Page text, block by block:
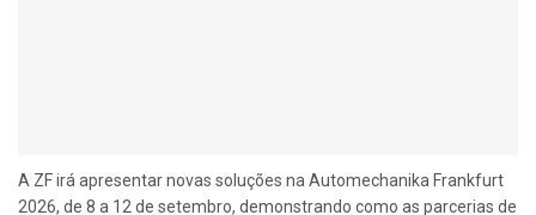
A ZF irá apresentar novas soluções na Automechanika Frankfurt
2026, de 8 a 12 de setembro, demonstrando como as parcerias de